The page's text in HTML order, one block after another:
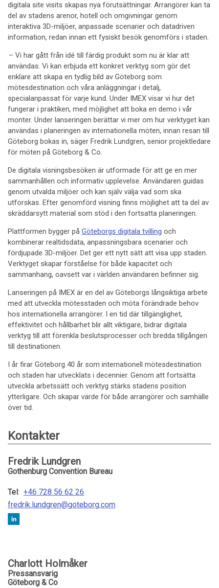
digitala site visits skapas nya förutsättningar. Arrangörer kan ta
del av stadens arenor, hotell och omgivningar genom
interaktiva 3D-miljöer, anpassade scenarier och datadriven
information, redan innan ett fysiskt besök genomförs i staden.
– Vi har gått från idé till färdig produkt som nu är klar att
användas. Vi kan erbjuda ett konkret verktyg som gör det
enklare att skapa en tydlig bild av Göteborg som
mötesdestination och våra anläggningar i detalj,
specialanpassat för varje kund. Under IMEX visar vi hur det
fungerar i praktiken, med möjlighet att boka en demo i vår
monter. Under lanseringen berättar vi mer om hur verktyget kan
användas i planeringen av internationella möten, innan resan till
Göteborg bokas in, säger Fredrik Lundgren, senior projektledare
för möten på Göteborg & Co.
De digitala visningsbesöken är utformade för att ge en mer
sammanhållen och informativ upplevelse. Användaren guidas
genom utvalda miljöer och kan själv välja vad som ska
utforskas. Efter genomförd visning finns möjlighet att ta del av
skräddarsytt material som stöd i den fortsatta planeringen.
Plattformen bygger på Göteborgs digitala tvilling och
kombinerar realtidsdata, anpassningsbara scenarier och
fördjupade 3D-miljöer. Det ger ett nytt sätt att visa upp staden.
Verktyget skapar förståelse för både kapacitet och
sammanhang, oavsett var i världen användaren befinner sig.
Lanseringen på IMEX är en del av Göteborgs långsiktiga arbete
med att utveckla mötesstaden och möta förändrade behov
hos internationella arrangörer. I en tid där tillgänglighet,
effektivitet och hållbarhet blir allt viktigare, bidrar digitala
verktyg till att förenkla beslutsprocesser och bredda tillgången
till destinationen.
I år firar Göteborg 40 år som internationell mötesdestination
och staden har utvecklats i decennier. Genom att fortsätta
utveckla arbetssätt och verktyg stärks stadens position
ytterligare. Och skapar värde för både arrangörer och samhälle
över tid.
Kontakter
Fredrik Lundgren
Gothenburg Convention Bureau
Tel: +46 728 56 62 26
fredrik.lundgren@goteborg.com
Charlott Holmåker
Pressansvarig
Göteborg & Co